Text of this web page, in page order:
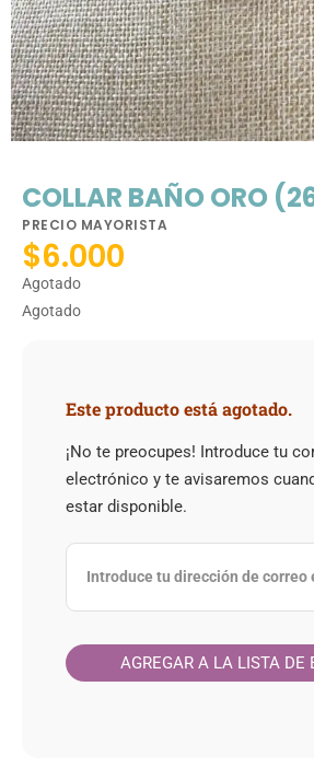
COLLAR BAÑO ORO
PRECIO MAYORISTA
$6.000
Agotado
Agotado
Este producto está agotado.
¡No te preocupes! Introduce tu
electrónico y te avisaremos
estar disponible.